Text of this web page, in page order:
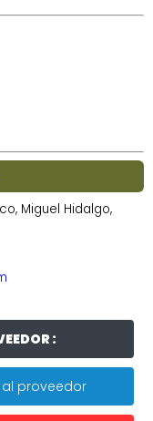
Miguel Hidalgo,
:
proveedor